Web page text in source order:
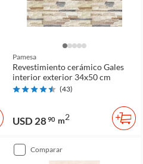
Pamesa
Revestimiento cerámico Gales
interior exterior 34x50 cm
(43)
USD 2890 m2
comparar